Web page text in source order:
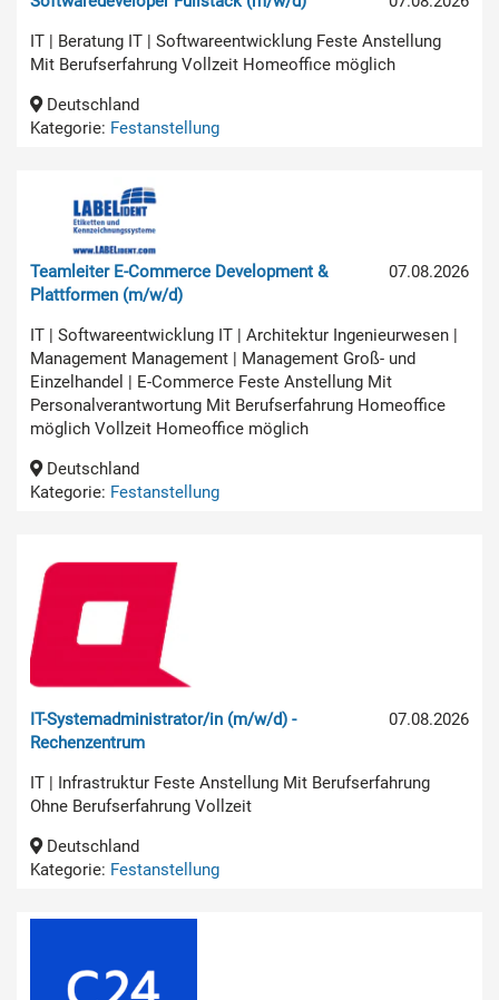
IT | Beratung IT | Softwareentwicklung Feste Anstellung
Mit Berufserfahrung Vollzeit Homeoffice möglich
Deutschland
Kategorie: Festanstellung
07.08.2026
Teamleiter E-Commerce Development &
Plattformen (m/w/d)
IT | Softwareentwicklung IT | Architektur Ingenieurwesen |
Management Management | Management Groß- und
Einzelhandel | E-Commerce Feste Anstellung Mit
Personalverantwortung Mit Berufserfahrung Homeoffice
möglich Vollzeit Homeoffice möglich
Deutschland
Kategorie: Festanstellung
07.08.2026
IT-Systemadministrator/in (m/w/d) -
Rechenzentrum
IT | Infrastruktur Feste Anstellung Mit Berufserfahrung
Ohne Berufserfahrung Vollzeit
Deutschland
Kategorie: Festanstellung